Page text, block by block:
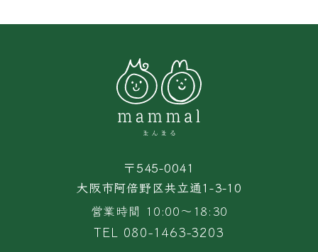
〒545-0041
大阪市阿倍野区共立通1-3-10
営業時間 10:00〜18:30
TEL 080-1463-3203